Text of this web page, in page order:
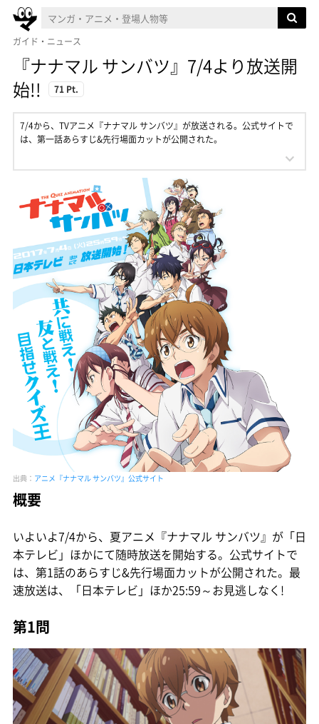
ガイド・ニュース
『ナナマル サンバツ』7/4より放送開
始!!
71 Pt.
7/4から、TVアニメ『ナナマル サンバツ』が放送される。公式サイトで
は、第一話あらすじ&先行場面カットが公開された。
出典： アニメ『ナナマル サンバツ』公式サイト
概要
いよいよ7/4から、夏アニメ『ナナマル サンバツ』が「日
本テレビ」ほかにて随時放送を開始する。公式サイトで
は、第1話のあらすじ&先行場面カットが公開された。最
速放送は、「日本テレビ」ほか25:59～お見逃しなく!
第1問